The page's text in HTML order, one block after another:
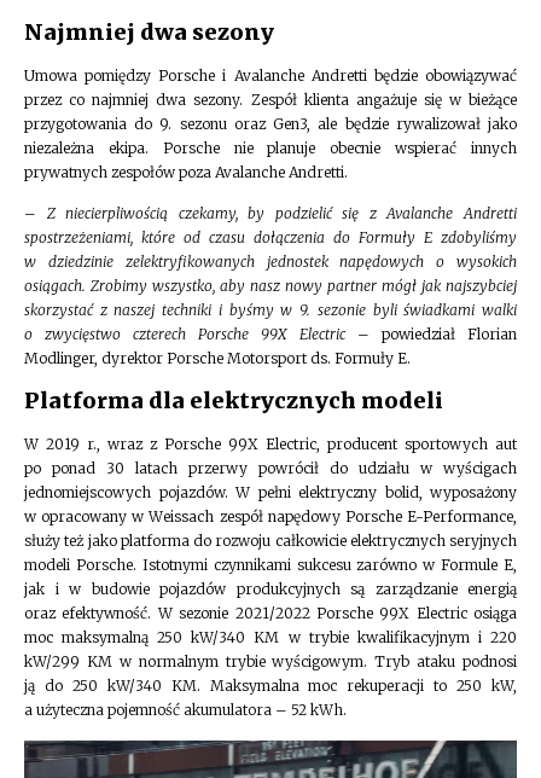
Najmniej dwa sezony
Umowa pomiędzy Porsche i Avalanche Andretti będzie obowiązywać
przez co najmniej dwa sezony. Zespół klienta angażuje się w bieżące
przygotowania do 9. sezonu oraz Gen3, ale będzie rywalizował jako
niezależna ekipa. Porsche nie planuje obecnie wspierać innych
prywatnych zespołów poza Avalanche Andretti.
– Z niecierpliwością czekamy, by podzielić się z Avalanche Andretti
spostrzeżeniami, które od czasu dołączenia do Formuły E zdobyliśmy
w dziedzinie zelektryfikowanych jednostek napędowych o wysokich
osiągach. Zrobimy wszystko, aby nasz nowy partner mógł jak najszybciej
skorzystać z naszej techniki i byśmy w 9. sezonie byli świadkami walki
o zwycięstwo czterech Porsche 99X Electric – powiedział Florian
Modlinger, dyrektor Porsche Motorsport ds. Formuły E.
Platforma dla elektrycznych modeli
W 2019 r., wraz z Porsche 99X Electric, producent sportowych aut
po ponad 30 latach przerwy powrócił do udziału w wyścigach
jednomiejscowych pojazdów. W pełni elektryczny bolid, wyposażony
w opracowany w Weissach zespół napędowy Porsche E-Performance,
służy też jako platforma do rozwoju całkowicie elektrycznych seryjnych
modeli Porsche. Istotnymi czynnikami sukcesu zarówno w Formule E,
jak i w budowie pojazdów produkcyjnych są zarządzanie energią
oraz efektywność. W sezonie 2021/2022 Porsche 99X Electric osiąga
moc maksymalną 250 kW/340 KM w trybie kwalifikacyjnym i 220
kW/299 KM w normalnym trybie wyścigowym. Tryb ataku podnosi
ją do 250 kW/340 KM. Maksymalna moc rekuperacji to 250 kW,
a użyteczna pojemność akumulatora – 52 kWh.